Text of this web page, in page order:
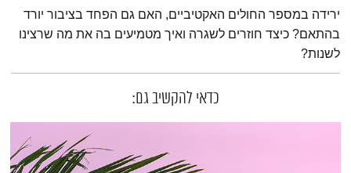
תמצית הפודקאסט
ירידה במספר החולים האקטיביים, האם גם הפחד בציבור יורד
בהתאם? כיצד חוזרים לשגרה ואיך מטמיעים בה את מה שרצינו
לשנות?
כדאי להקשיב גם: